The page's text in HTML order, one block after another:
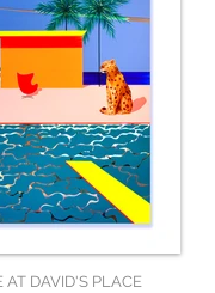
DAVID'S PLACE